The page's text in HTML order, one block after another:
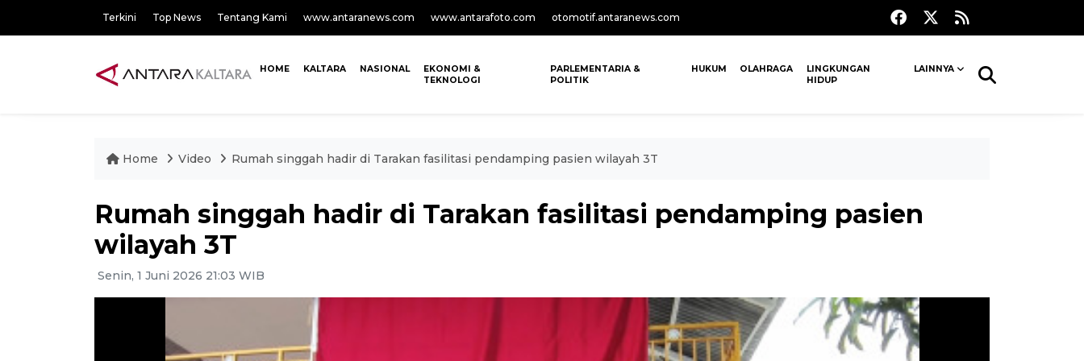
Terkini Top News Tentang Kami www.antaranews.com www.antarafoto.com otomotif.antaranews.com
HOME KALTARA NASIONAL
EKONOMI &
TEKNOLOGI
PARLEMENTARIA &
POLITIK
HUKUM OLAHRAGA
LINGKUNGAN
HIDUP
LAINNYA
Home Video Rumah singgah hadir di Tarakan fasilitasi pendamping pasien wilayah 3T
Rumah singgah hadir di Tarakan fasilitasi pendamping pasien
wilayah 3T
Senin, 1 Juni 2026 21:03 WIB